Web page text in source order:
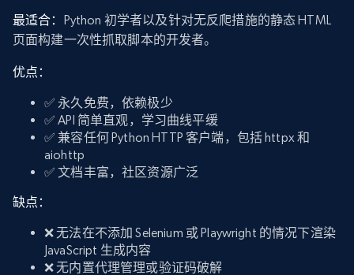
最适合：
Python 初学者以及针对无反爬措施的静态 HTML
页面构建一次性抓取脚本的开发者。
优点：
✅ 永久免费，依赖极少
✅ API 简单直观，学习曲线平缓
✅ 兼容任何 Python HTTP 客户端，包括 httpx 和
aiohttp
✅ 文档丰富，社区资源广泛
缺点：
❌ 无法在不添加 Selenium 或 Playwright 的情况下渲染
JavaScript 生成内容
❌ 无内置代理管理或验证码破解